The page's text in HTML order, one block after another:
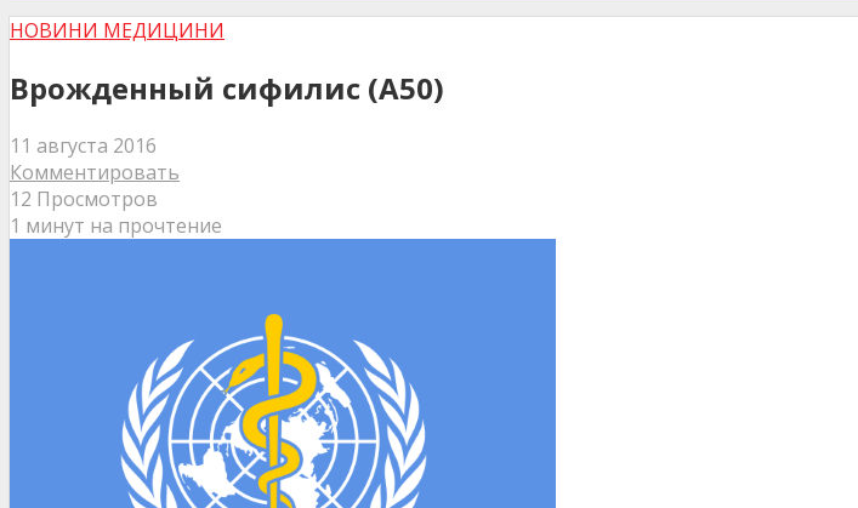
НОВИНИ МЕДИЦИНИ
Врожденный сифилис (A50)
11 августа 2016
Комментировать
12 Просмотров
1 минут на прочтение